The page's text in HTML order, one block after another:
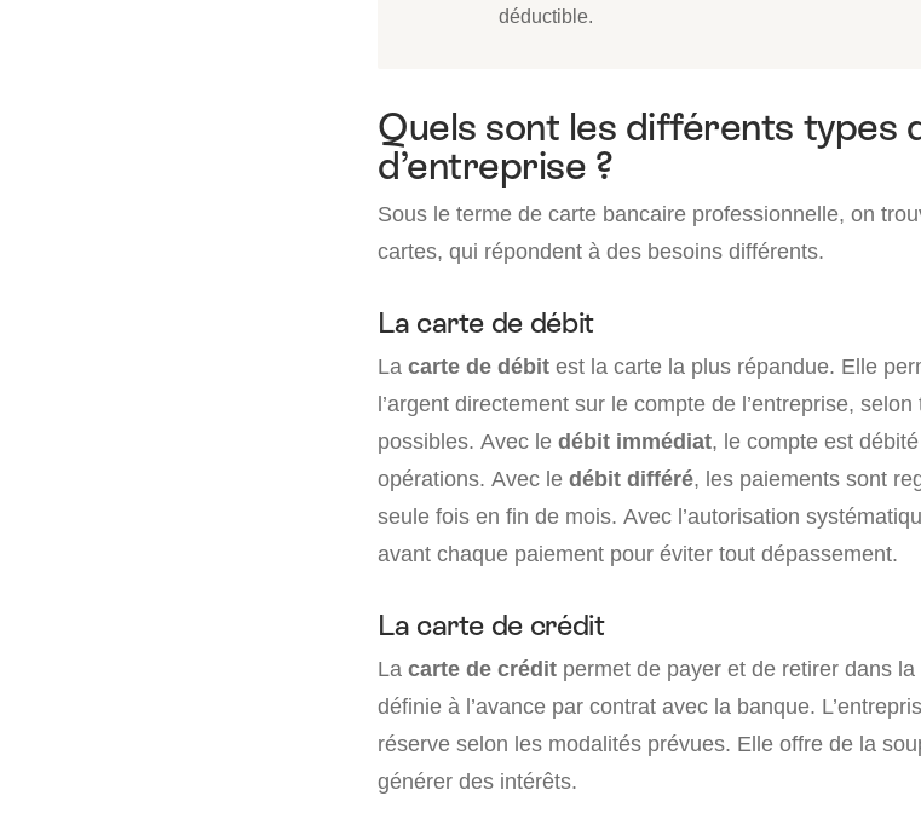
déductible.
Quels sont les différents types
d’entreprise ?
Sous le terme de carte bancaire professionnelle, on
cartes, qui répondent à des besoins différents.
La carte de débit
La carte de débit est la carte la plus répandue. Elle
l’argent directement sur le compte de l’entreprise,
possibles. Avec le débit immédiat, le compte est
opérations. Avec le débit différé, les paiements sont
seule fois en fin de mois. Avec l’autorisation
avant chaque paiement pour éviter tout dépassement.
La carte de crédit
La carte de crédit permet de payer et de retirer dans la
définie à l’avance par contrat avec la banque.
réserve selon les modalités prévues. Elle offre de la
générer des intérêts.